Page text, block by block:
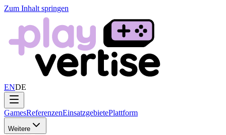
Zum Inhalt springen
ENDE
GamesReferenzenEinsatzgebietePlattform
Weitere